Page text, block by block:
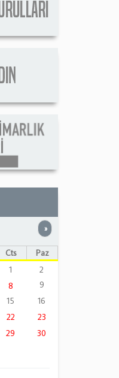
»Sonraki
Cts
Paz
1
2
8
9
15
16
22
23
29
30